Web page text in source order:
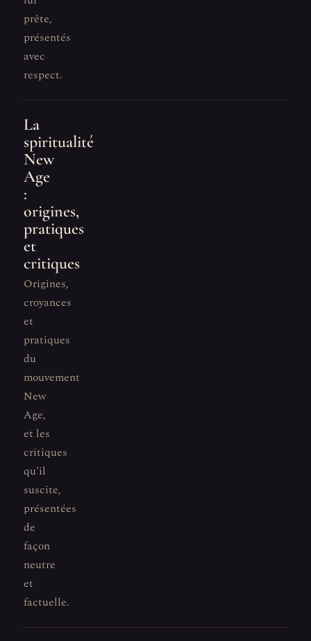
prête,
présentés
avec
respect.
La
spiritualité
New
Age
:
origines,
pratiques
et
critiques
Origines,
croyances
et
pratiques
du
mouvement
New
Age,
et les
critiques
qu'il
suscite,
présentées
de
façon
neutre
et
factuelle.